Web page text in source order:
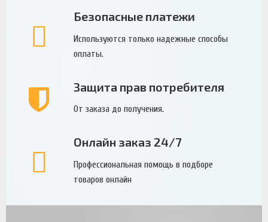
Безопасные платежи
Используются только надежные способы
оплаты.
Защита прав потребителя
От заказа до получения.
Онлайн заказ 24/7
Профессиональная помощь в подборе
товаров онлайн